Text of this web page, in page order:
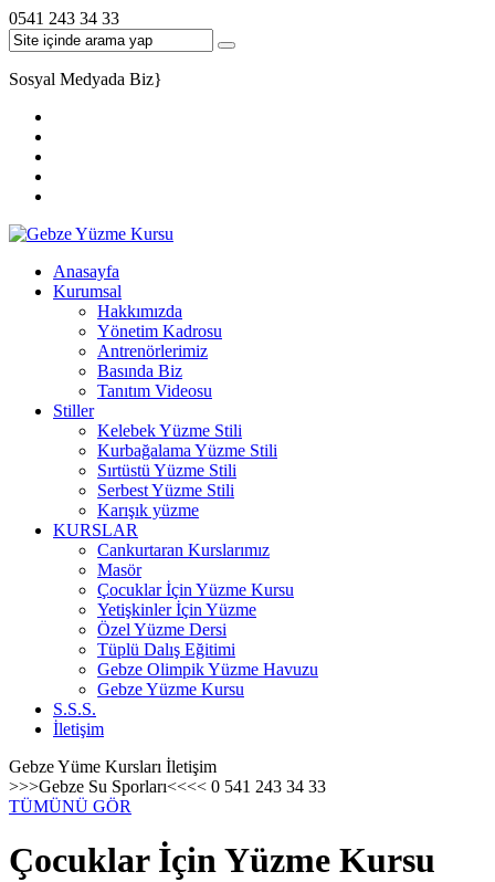
0541 243 34 33
Sosyal Medyada Biz}
Anasayfa
Kurumsal
Hakkımızda
Yönetim Kadrosu
Antrenörlerimiz
Basında Biz
Tanıtım Videosu
Stiller
Kelebek Yüzme Stili
Kurbağalama Yüzme Stili
Sırtüstü Yüzme Stili
Serbest Yüzme Stili
Karışık yüzme
KURSLAR
Cankurtaran Kurslarımız
Masör
Çocuklar İçin Yüzme Kursu
Yetişkinler İçin Yüzme
Özel Yüzme Dersi
Tüplü Dalış Eğitimi
Gebze Olimpik Yüzme Havuzu
Gebze Yüzme Kursu
S.S.S.
İletişim
Gebze Yüme Kursları İletişim
>>>Gebze Su Sporları<<<< 0 541 243 34 33
TÜMÜNÜ GÖR
Çocuklar İçin Yüzme Kursu